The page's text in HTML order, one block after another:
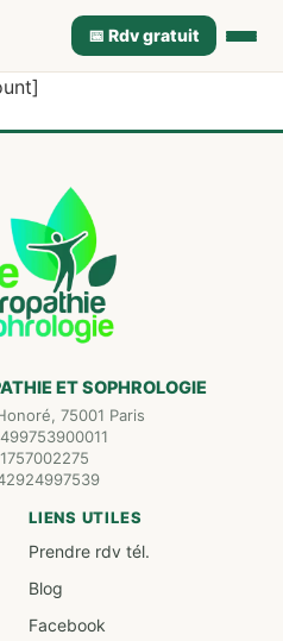
📅 Rdv gratuit
ET SOPHROLOGIE
75001 Paris
LIENS UTILES
Prendre rdv tél.
Blog
Facebook